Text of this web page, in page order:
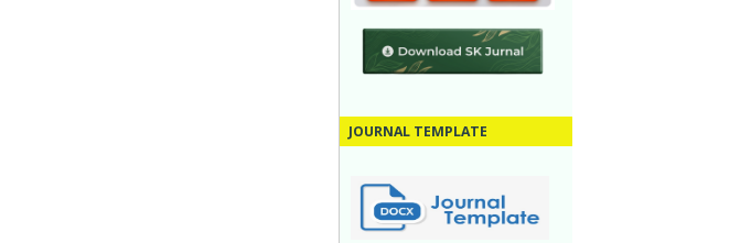
JOURNAL TEMPLATE